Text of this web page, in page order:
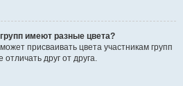
имеют разные цвета?
присваивать цвета участникам групп
друг от друга.